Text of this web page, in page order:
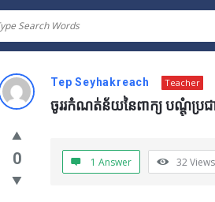
Tep Seyhakreach Teacher
ចូររកំណត់ន័យនៃពាក្យ បណ្ដុំប្រ
0 1 Answer 32Views